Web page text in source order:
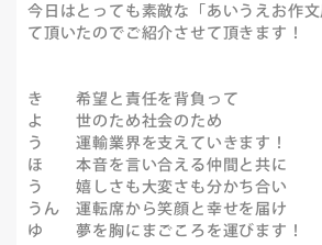
今日はとっても素敵な「あいうえお作
て頂いたのでご紹介させて頂きます！
き 希望と責任を背負って
よ 世のため社会のため
う 運輸業界を支えていきます！
ほ 本音を言い合える仲間と共に
う 嬉しさも大変さも分かち合い
うん 運転席から笑顔と幸せを届け
ゆ 夢を胸にまごころを運びます！